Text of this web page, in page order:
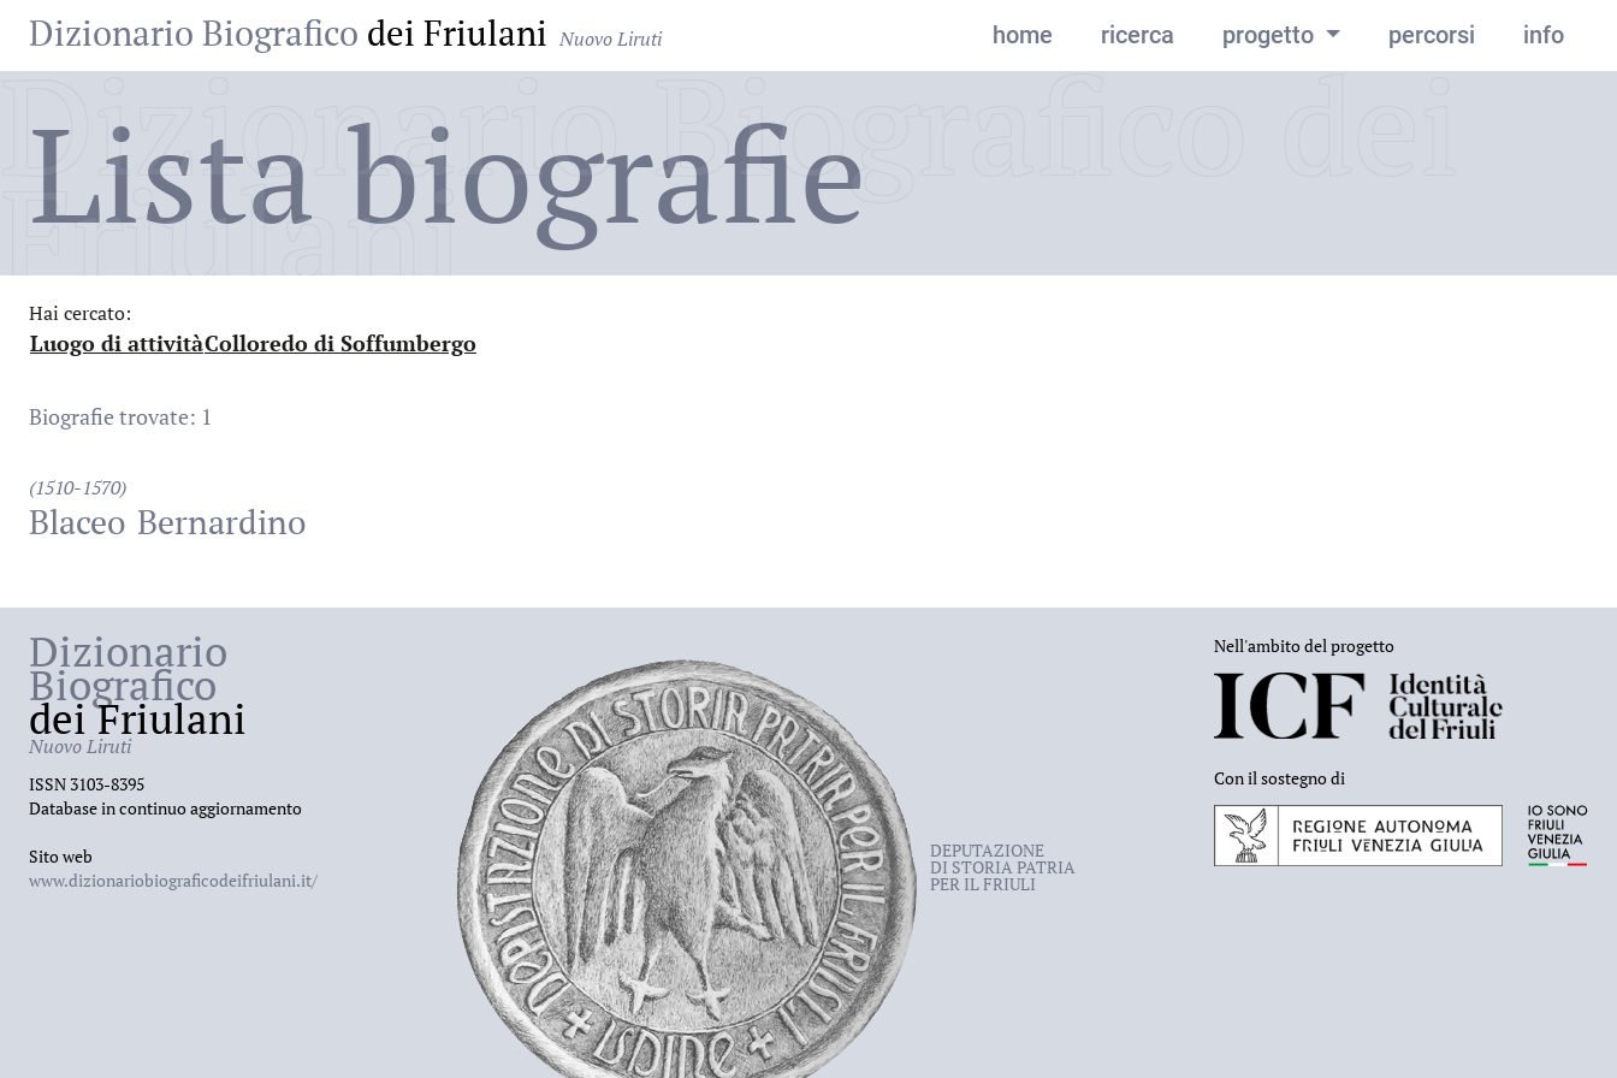
Dizionario Biografico dei Friulani Nuovo Liruti home ricerca progetto percorsi info
Dizionario Biografico dei
Friulani
Lista biografie
Hai cercato:
Luogo di attività
:Colloredo di Soffumbergo
Biografie trovate: 1
(1510-1570)
Blaceo Bernardino
Dizionario
Biografico
dei Friulani
Nuovo Liruti
ISSN 3103-8395
Database in continuo aggiornamento
Sito web
www.dizionariobiograficodeifriulani.it/
DEPUTAZIONE
DI STORIA PATRIA
PER IL FRIULI
Nell'ambito del progetto
Con il sostegno di